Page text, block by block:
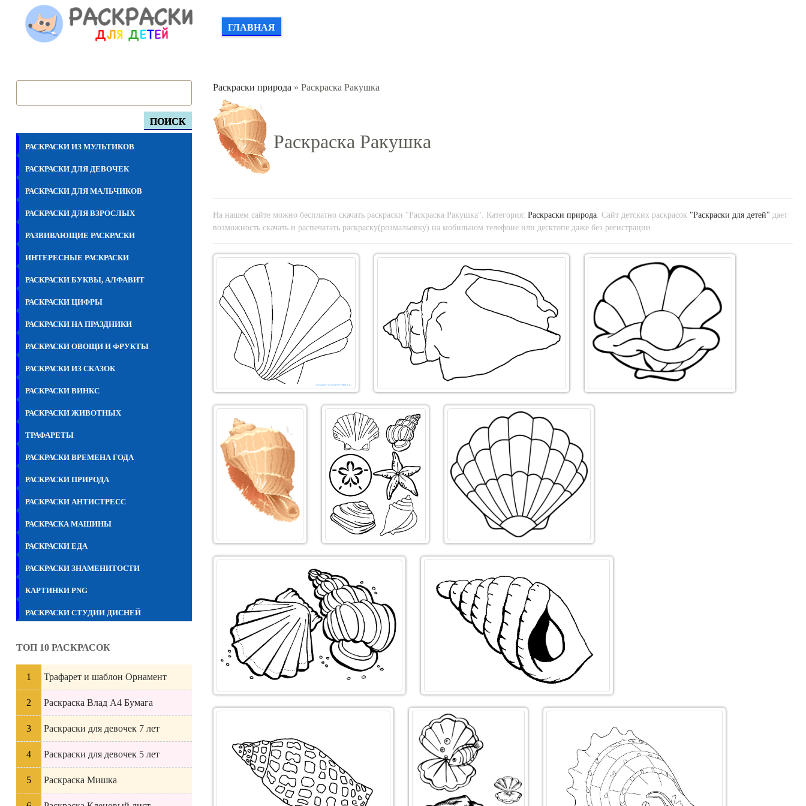
ГЛАВНАЯ
ПОИСК
РАСКРАСКИ ИЗ МУЛЬТИКОВ
РАСКРАСКИ ДЛЯ ДЕВОЧЕК
РАСКРАСКИ ДЛЯ МАЛЬЧИКОВ
РАСКРАСКИ ДЛЯ ВЗРОСЛЫХ
РАЗВИВАЮЩИЕ РАСКРАСКИ
ИНТЕРЕСНЫЕ РАСКРАСКИ
РАСКРАСКИ БУКВЫ, АЛФАВИТ
РАСКРАСКИ ЦИФРЫ
РАСКРАСКИ НА ПРАЗДНИКИ
РАСКРАСКИ ОВОЩИ И ФРУКТЫ
РАСКРАСКИ ИЗ СКАЗОК
РАСКРАСКИ ВИНКС
РАСКРАСКИ ЖИВОТНЫХ
ТРАФАРЕТЫ
РАСКРАСКИ ВРЕМЕНА ГОДА
РАСКРАСКИ ПРИРОДА
РАСКРАСКИ АНТИСТРЕСС
РАСКРАСКА МАШИНЫ
РАСКРАСКИ ЕДА
РАСКРАСКИ ЗНАМЕНИТОСТИ
КАРТИНКИ PNG
РАСКРАСКИ СТУДИИ ДИСНЕЙ
ТОП 10 РАСКРАСОК
Трафарет и шаблон Орнамент
Раскраска Влад А4 Бумага
Раскраски для девочек 7 лет
Раскраски для девочек 5 лет
Раскраска Мишка
Раскраски природа » Раскраска Ракушка
Раскраска Ракушка
На нашем сайте можно бесплатно скачать раскраски "Раскраска Ракушка". Категория: Раскраски природа. Сайт детских раскрасок "Раскраски для детей" дает
возможность скачать и распечатать раскраску(розмальовку) на мобильном телефоне или десктопе даже без регистрации.